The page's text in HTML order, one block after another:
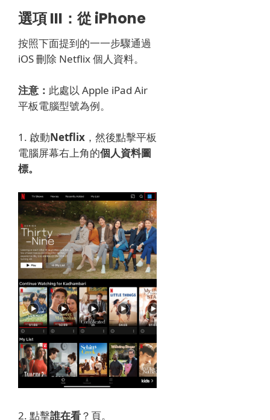
選項 III：從 iPhone
按照下面提到的一一步驟通過
iOS 刪除 Netflix 個人資料。
注意： 此處以 Apple iPad Air
平板電腦型號為例。
1. 啟動Netflix ，然後點擊平板
電腦屏幕右上角的個人資料圖
標。
2. 點擊誰在看？ 頁。